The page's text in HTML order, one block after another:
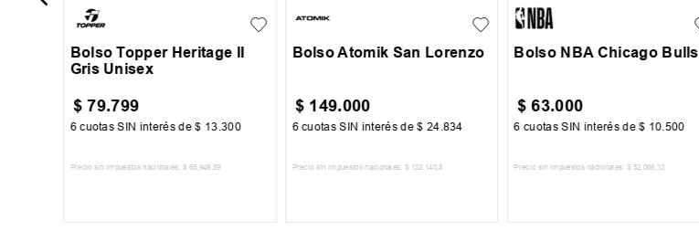
Bolso Topper Heritage II
Gris Unisex
$ 79.799
6 cuotas SIN interés de$ 13 .300
Precio sin impuestos nacionales: $ 65.949 ,59
Bolso Atomik San Lorenzo
$ 149.000
6 cuotas SIN interés de$ 24 .834
Precio sin impuestos nacionales: $ 123 .140,5
Bolso NBA Chicago Bulls
$ 63.000
6 cuotas SIN interés de$ 10 500
Precio sin impuestos nacionales: $ 52.066 ,12